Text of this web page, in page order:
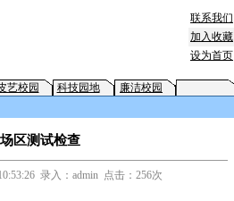
联系我们
加入收藏
设为首页
艺校园 科技园地
廉洁校园
区测试检查
录入：admin 点击：256次